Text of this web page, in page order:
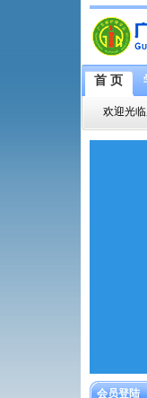
首 页
欢迎光
会员登陆